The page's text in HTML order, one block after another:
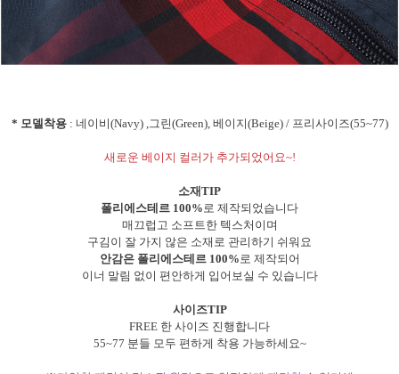
* 모델착용: 네이비(Navy) ,그린(Green), 베이지(Beige) / 프리사이즈(55~77)
새로운 베이지 컬러가 추가되었어요~!
소재TIP
폴리에스테르 100% 로 제작되었습니다
매끄럽고 소프트한 텍스처이며
구김이 잘 가지 않은 소재로 관리하기 쉬워요
안감은 폴리에스테르 100% 로 제작되어
이너 말림 없이 편안하게 입어보실 수 있습니다
사이즈TIP
FREE 한 사이즈 진행합니다
55~77 분들 모두 편하게 착용 가능하세요~